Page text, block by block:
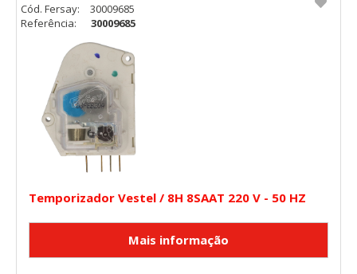
Temporizador Vestel / 8H 8SAAT 220 V - 50 HZ
Cód. Fersay:
30009685
Referência:
30009685